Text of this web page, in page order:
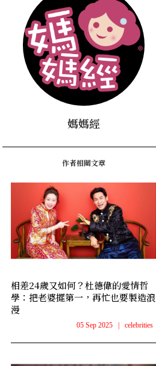
媽媽經
作者相關文章
相差24歲又如何？杜德偉的愛情哲
學：把老婆擺第一，再忙也要製造浪
漫
05 Sep 2025 | celebrities